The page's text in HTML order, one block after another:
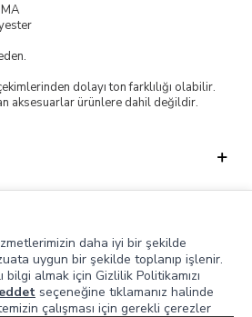
dolayı ton farklılığı olabilir.
aksesuarlar ürünlere dahil değildir.
daha iyi bir şekilde
uygun bir şekilde toplanıp işlenir.
bilgi almak için Gizlilik Politikamızı
seçeneğine tıklamanız halinde
çalışması için gerekli çerezler